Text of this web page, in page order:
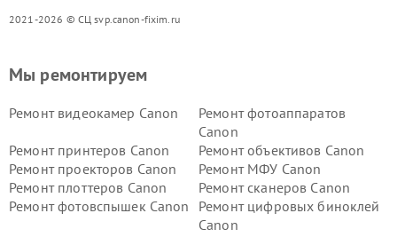
2021-2026 © СЦ svp.canon-fixim.ru
Мы ремонтируем
Ремонт видеокамер Canon
Ремонт фотоаппаратов
Canon
Ремонт принтеров Canon
Ремонт объективов Canon
Ремонт проекторов Canon
Ремонт МФУ Canon
Ремонт плоттеров Canon
Ремонт сканеров Canon
Ремонт фотовспышек Canon
Ремонт цифровых биноклей
Canon